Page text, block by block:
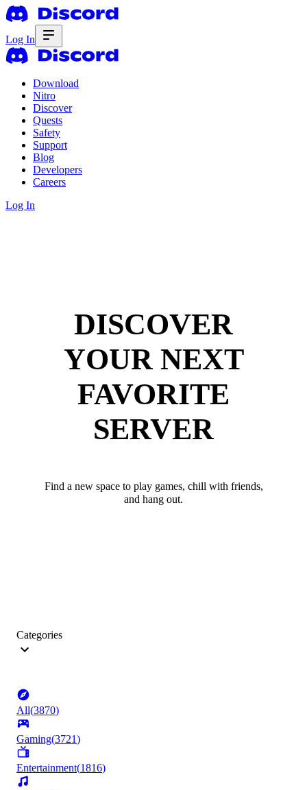
Log In
Download
Nitro
Discover
Quests
Safety
Support
Blog
Developers
Careers
Log In
DISCOVER
YOUR NEXT
FAVORITE
SERVER
Find a new space to play games, chill with friends,
and hang out.
Categories
All(3870)
Gaming(3721)
Entertainment(1816)